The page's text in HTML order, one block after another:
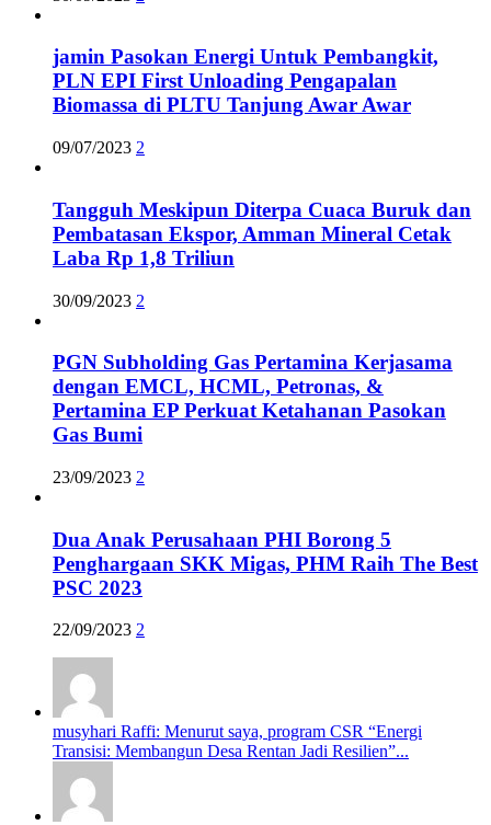
jamin Pasokan Energi Untuk Pembangkit,
PLN EPI First Unloading Pengapalan
Biomassa di PLTU Tanjung Awar Awar
09/07/2023 2
Tangguh Meskipun Diterpa Cuaca Buruk dan
Pembatasan Ekspor, Amman Mineral Cetak
Laba Rp 1,8 Triliun
30/09/2023 2
PGN Subholding Gas Pertamina Kerjasama
dengan EMCL, HCML, Petronas, &
Pertamina EP Perkuat Ketahanan Pasokan
Gas Bumi
23/09/2023 2
Dua Anak Perusahaan PHI Borong 5
Penghargaan SKK Migas, PHM Raih The Best
PSC 2023
22/09/2023 2
musyhari Raffi: Menurut saya, program CSR “Energi
Transisi: Membangun Desa Rentan Jadi Resilien”...